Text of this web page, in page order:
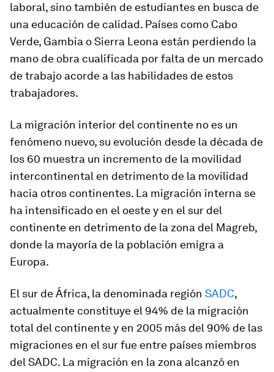
laboral, sino también de estudiantes en busca de
una educación de calidad. Países como Cabo
Verde, Gambia o Sierra Leona están perdiendo la
mano de obra cualificada por falta de un mercado
de trabajo acorde a las habilidades de estos
trabajadores.
La migración interior del continente no es un
fenómeno nuevo, su evolución desde la década de
los 60 muestra un incremento de la movilidad
intercontinental en detrimento de la movilidad
hacia otros continentes. La migración interna se
ha intensificado en el oeste y en el sur del
continente en detrimento de la zona del Magreb,
donde la mayoría de la población emigra a
Europa.
El sur de África, la denominada región SADC,
actualmente constituye el 94% de la migración
total del continente y en 2005 más del 90% de las
migraciones en el sur fue entre países miembros
del SADC. La migración en la zona alcanzó en